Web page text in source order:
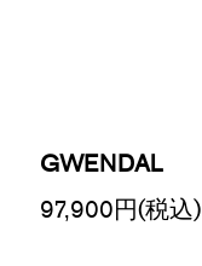
GWENDAL
97,900円(税込)